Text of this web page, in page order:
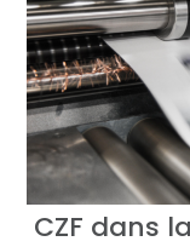
CZF dans